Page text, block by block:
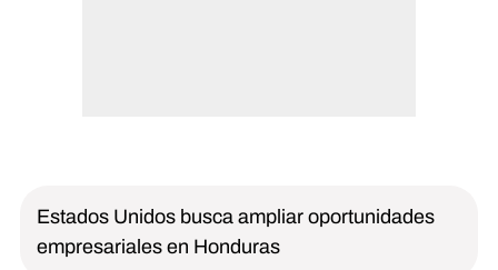
Estados Unidos busca ampliar oportunidades
empresariales en Honduras